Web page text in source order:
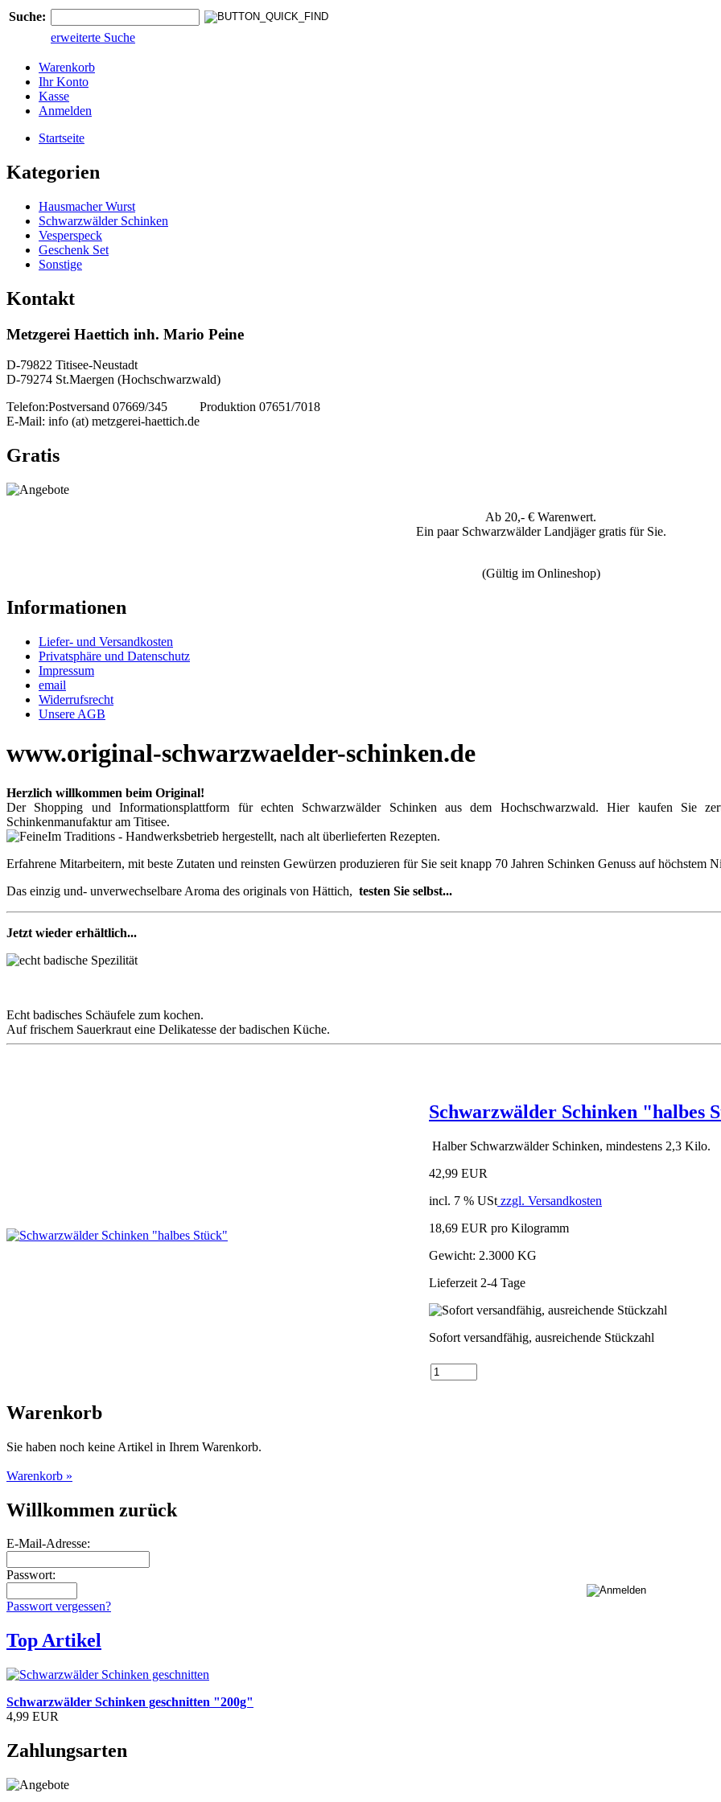
Suche:
erweiterte Suche
Warenkorb
Ihr Konto
Kasse
Anmelden
Startseite
Kategorien
Hausmacher Wurst
Schwarzwälder Schinken
Vesperspeck
Geschenk Set
Sonstige
Kontakt
Metzgerei Haettich inh. Mario Peine
D-79822 Titisee-Neustadt
D-79274 St.Maergen (Hochschwarzwald)
Telefon:Postversand 07669/345
Produktion 07651/7018
E-Mail: info (at) metzgerei-haettich.de
Gratis
Ab 20,- € Warenwert.
Ein paar Schwarzwälder Landjäger gratis für Sie.
(Gültig im Onlineshop)
Informationen
Liefer- und Versandkosten
Privatsphäre und Datenschutz
Impressum
email
Widerrufsrecht
Unsere AGB
www.original-schwarzwaelder-schinken.de
Herzlich willkommen beim Original!
Der Shopping und Informationsplattform für echten Schwarzwälder Schinken aus dem Hochschwarzwald. Hier kaufen Sie
Schinkenmanufaktur am Titisee.
Im Traditions - Handwerksbetrieb hergestellt, nach alt überlieferten Rezepten.
Erfahrene Mitarbeitern, mit beste Zutaten und reinsten Gewürzen produzieren für Sie seit knapp 70 Jahren Schinken Genuss auf höchstem
Das einzig und- unverwechselbare Aroma des originals von Hättich, testen Sie selbst...
Jetzt wieder erhältlich...
Echt badisches Schäufele zum kochen.
Auf frischem Sauerkraut eine Delikatesse der badischen Küche.
Schwarzwälder Schinken "halbes
Halber Schwarzwälder Schinken, mindestens 2,3 Kilo.
42,99 EUR
incl. 7 % USt zzgl. Versandkosten
18,69 EUR pro Kilogramm
Gewicht: 2.3000 KG
Lieferzeit 2-4 Tage
Sofort versandfähig, ausreichende Stückzahl
Warenkorb
Sie haben noch keine Artikel in Ihrem Warenkorb.
Warenkorb »
Willkommen zurück
E-Mail-Adresse:
Passwort:
Passwort vergessen?
Top Artikel
Schwarzwälder Schinken geschnitten "200g"
4,99 EUR
Zahlungsarten